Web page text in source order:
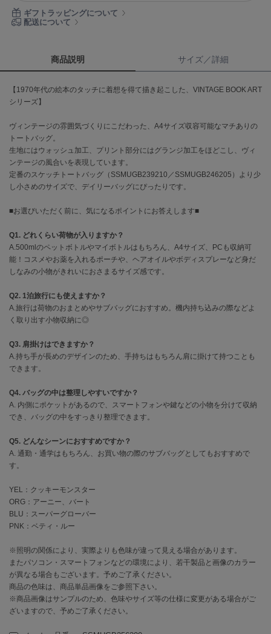
カルバン・クライン
セルフォード
セロン
Clarks Premium
クラークス
CODE A
CONVERSE
コンバース
DANSKIN
ダンスキン
EIMY ISTOIRE
エイミー イストワール
emmi
エミ
エミ アトリエ
emmi yoga
ETRÉ TOKYO
エトレトウキョウ
アイ
FILA
フィラ
ギフトラッピングについて
配送について
商品説明 サイズ／詳細
【1970年代の絵本のタッチに着想を得て描き起こした、VINTAGE BOOK ART
シリーズ】
ヴィンテージの雰囲気づくりにこだわった、A4サイズ収容可能なマチありの
トートバッグ。
生地にはウォッシュ加工、プリント部分にはグランジ加工をほどこし、ヴィ
ンテージの風合いを表現しています。
定番のスケッチトートバッグ（SSMUGB239210／SSMUGB246205）より少
し小さめのサイズで、デイリーバッグにぴったりです。
■お選びいただく前に、気になるポイントにお答えします■
Q1. どれくらい荷物が入りますか？
A.500mlのペットボトルやマイボトルはもちろん、A4サイズ、PCも収納可
能！コスメやお薬を入れるポーチや、ヘアオイルやボディスプレーなど身だ
しなみの小物がきれいにおさまるサイズ感です。
Q2. 1泊旅行にも使えますか？
A.旅行は荷物のおまとめやサブバッグにおすすめ。機内持ち込みの際などよ
く取り出す小物収納に◎
Q3. 肩掛けはできますか？
A.持ち手が長めのデザインのため、手持ちはもちろん肩に掛けて持つことも
できます。
Q4. バッグの中は整理しやすいですか？
A. 内側にポケットがあるので、スマートフォンや鍵などの小物を分けて収納
でき、バッグの中をすっきり整理できます。
Q5. どんなシーンにおすすめですか？
A. 通勤・通学はもちろん、お買い物の際のサブバッグとしてもおすすめで
す。
YEL：クッキーモンスター
ORG：アーニー、バート
BLU：スーパーグローバー
PNK：ベティ・ルー
※照明の関係により、実際よりも色味が違って見える場合があります。
またパソコン・スマートフォンなどの環境により、若干製品と画像のカラー
が異なる場合もございます。予めご了承ください。
商品の色味は、商品単品画像をご参照下さい。
※商品画像はサンプルのため、色味やサイズ等の仕様に変更がある場合がご
ざいますので、予めご了承ください。